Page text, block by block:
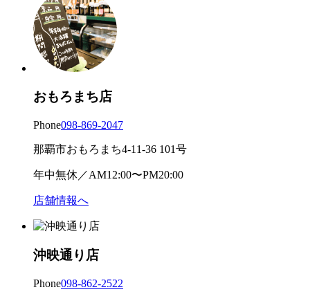
おもろまち店
Phone098-869-2047
那覇市おもろまち4-11-36 101号
年中無休／AM12:00〜PM20:00
店舗情報へ
沖映通り店
Phone098-862-2522